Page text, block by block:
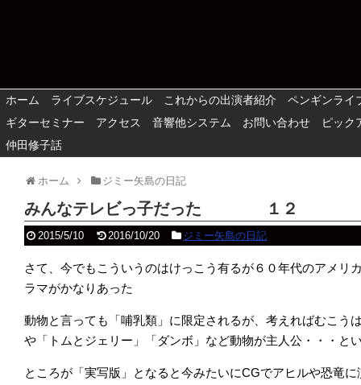
ホーム ライブスケジュール これからの出演者紹介
ペンギンライ
ギターセミナー
アクセス 音響他システム お問い合わせ
ピック
仲田修子話
ホーム ジミー矢島の日記
みんなテレビっ子だった １２
2015/5/10 2016/10/20 ジミー矢島の日記
さて、今でもこういうのはけっこう有るが６０年代のアメリ
ラマがかなりあった
動物と言っても「哺乳類」に限定されるが、考えればむこう
や「トムとジェリー」「ダンボ」など動物が主人公・・・と
ところが「実写版」となると今みたいにCGでアヒルや恐竜